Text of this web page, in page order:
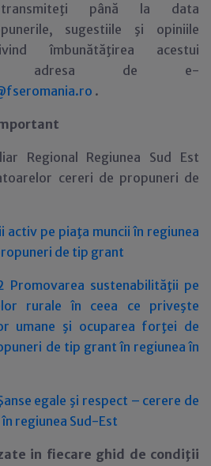
până la data
sugestiile şi opiniile
îmbunătăţirea acestui
adresa de e-
.
Regional Regiunea Sud Est
cereri de propuneri de
activ pe piaţa muncii în regiunea
de tip grant
Promovarea sustenabilităţii pe
rurale în ceea ce priveşte
umane şi ocuparea forţei de
de tip grant în regiunea în
egale şi respect – cerere de
regiunea Sud-Est
in fiecare ghid de condiţii